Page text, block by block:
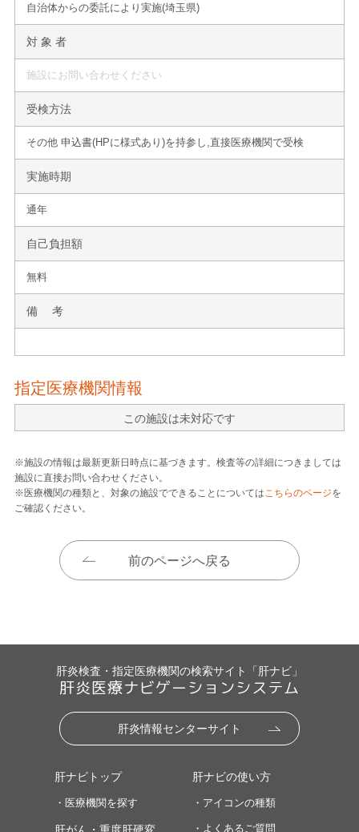
自治体からの委託により実施(埼玉県)
対 象 者
施設にお問い合わせください
受検方法
その他 申込書(HPに様式あり)を持参し,直接医療機関で受検
実施時期
通年
自己負担額
無料
備 考
指定医療機関情報
この施設は未対応です
※施設の情報は最新更新日時点に基づきます。検査等の詳細につきましては
施設に直接お問い合わせください。
※医療機関の種類と、対象の施設でできることについてはこちらのページを
ご確認ください。
前のページへ戻る
肝炎検査・指定医療機関の検索サイト「肝ナビ」
肝炎医療ナビゲーションシステム
肝炎情報センターサイト
肝ナビトップ
・医療機関を探す
肝ナビの使い方
・アイコンの種類
・よくあるご質問